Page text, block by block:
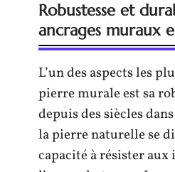
Robustesse et
ancrages muraux
L’un des aspects les
pierre murale est sa
depuis des siècles
la pierre naturelle se
capacité à résister